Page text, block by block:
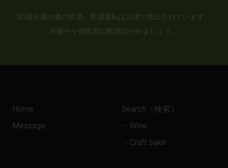
20歳未満の者の飲酒、飲酒運転は法律で禁止されています。
妊娠中や授乳期の飲酒はやめましょう。
Home
Message
Search（検索）
- Wine
- Craft Sake